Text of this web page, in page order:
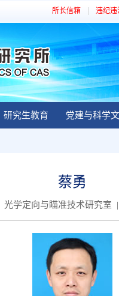
所长信箱 违纪违
研究生教育 党建与科学
蔡勇
光学定向与瞄准技术研究室